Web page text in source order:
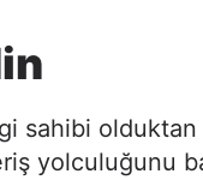
sahibi
yolculuğunu